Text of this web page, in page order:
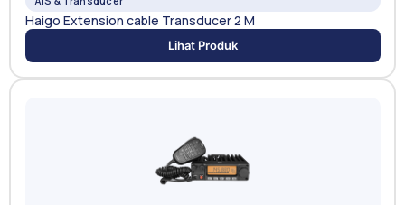
Haigo Extension cable Transducer 2 M
Lihat Produk